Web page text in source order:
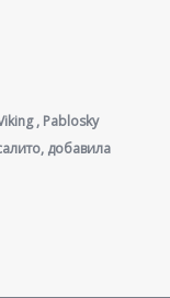
, Pablosky
добавила